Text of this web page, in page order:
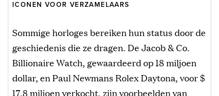
ICONEN VOOR VERZAMELAARS
Sommige horloges bereiken hun status door de
geschiedenis die ze dragen. De Jacob & Co.
Billionaire Watch, gewaardeerd op 18 miljoen
dollar, en Paul Newmans Rolex Daytona, voor $
17,8 miljoen verkocht, zijn voorbeelden van